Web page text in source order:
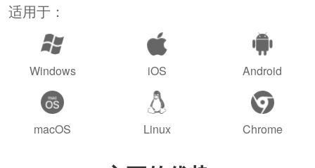
适用于：
Windows iOS Android
macOS Linux Chrome